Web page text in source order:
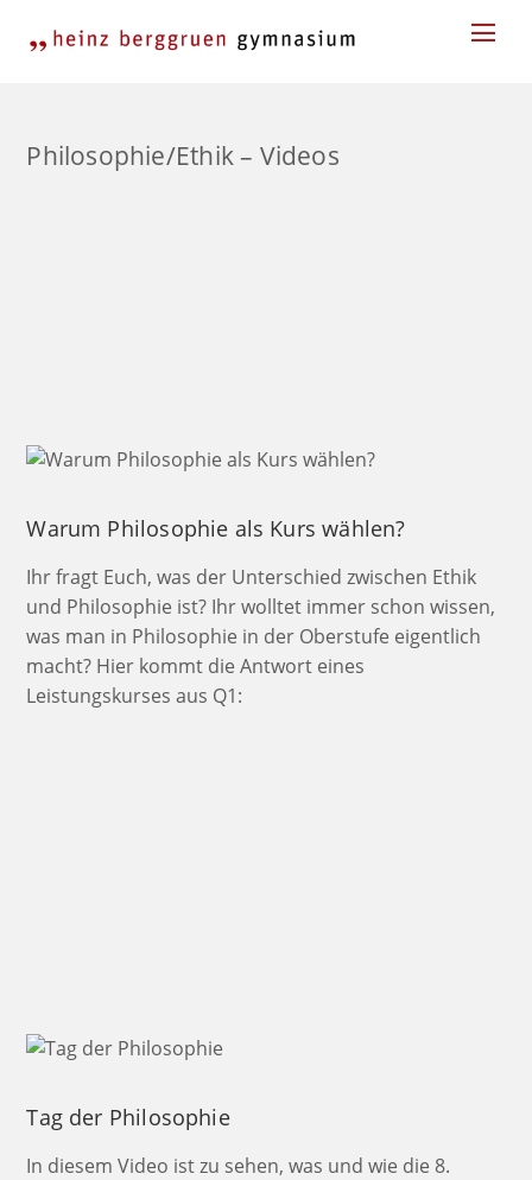
Philosophie/Ethik – Videos
Warum Philosophie als Kurs wählen?
Ihr fragt Euch, was der Unterschied zwischen Ethik
und Philosophie ist? Ihr wolltet immer schon wissen,
was man in Philosophie in der Oberstufe eigentlich
macht? Hier kommt die Antwort eines
Leistungskurses aus Q1:
Tag der Philosophie
In diesem Video ist zu sehen, was und wie die 8.